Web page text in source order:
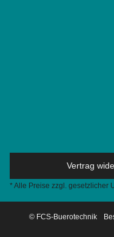
Vertrag
* Alle Preise zzgl. gesetzlicher
© FCS-Buerotechnik